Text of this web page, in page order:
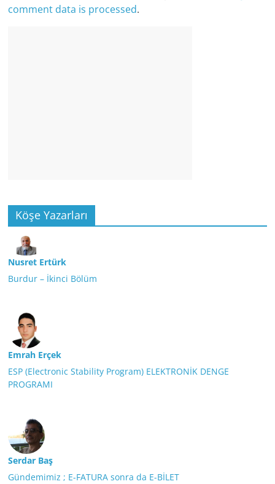
comment data is processed.
Köşe Yazarları
Nusret Ertürk
Burdur – İkinci Bölüm
Emrah Erçek
ESP (Electronic Stability Program) ELEKTRONİK DENGE
PROGRAMI
Serdar Baş
Gündemimiz ; E-FATURA sonra da E-BİLET